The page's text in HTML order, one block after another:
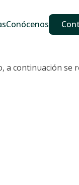
Conócenos
a continuación se